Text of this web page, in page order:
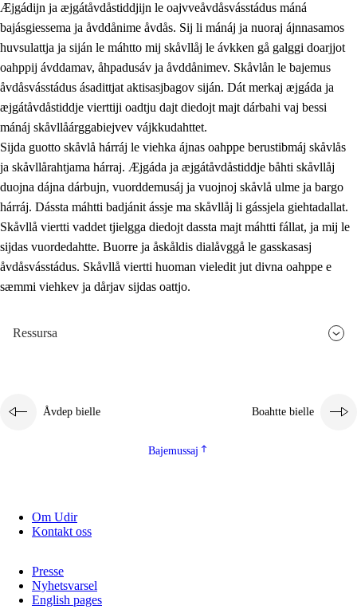
3. Prinsihpa skåvlå dåjmajda
3.1 Sebrudahtte oahppambirás
3.2 Åhpadibme ja hiebadum åhpadus
3.3 Aktisasjbarggo sijda ja skåvlå gaskan
3.4 Åhpadus åhpadusvidnudagán ja barggoiellemin
Profesjåvnåaktisasjvuohta ja skåvllååvddånibme
Æjgádijn ja æjgátåvdåstiddjijn le oajvveåvdåsvásstádus máná
bajásgiessema ja åvddånime åvdås. Sij li mánáj ja nuoraj ájnnasamos
huvsulattja ja siján le máhtto mij skåvllåj le ávkken gå galggi doarjjot
oahppij ávddamav, åhpadusáv ja åvddånimev. Skåvlån le bajemus
åvdåsvásstádus ásadittjat aktisasjbagov siján. Dát merkaj æjgáda ja
æjgátåvdåstiddje vierttiji oadtju dajt diedojt majt dárbahi vaj bessi
mánáj skåvllåárggabiejvev vájkkudahttet.
Sijda guotto skåvlå hárráj le viehka ájnas oahppe berustibmáj skåvlås
ja skåvllårahtjama hárraj. Æjgáda ja æjgátåvdåstiddje båhti skåvllåj
duojna dájna dárbujn, vuorddemusáj ja vuojnoj skåvlå ulme ja bargo
hárráj. Dássta máhtti badjánit ássje ma skåvllåj li gássjela giehtadallat.
Skåvllå viertti vaddet tjielgga diedojt dassta majt máhtti fállat, ja mij le
sijdas vuordedahtte. Buorre ja åskåldis dialåvggå le gasskasasj
åvdåsvásstádus. Skåvllå viertti huoman vieledit jut divna oahppe e
sæmmi viehkev ja dårjav sijdas oattjo.
Ressursa
Åvdep bielle Boahtte bielle
Bajemussaj
Om Udir
Kontakt oss
Presse
Nyhetsvarsel
English pages